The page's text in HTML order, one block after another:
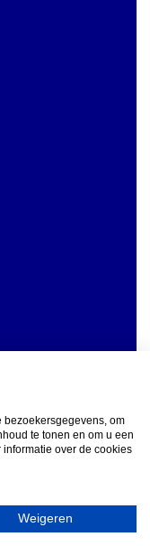
bezoekersgegevens, om
te tonen en om u een
over de cookies
Weigeren